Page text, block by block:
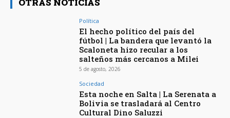
Política
El hecho político del país del
fútbol | La bandera que levantó la
Scaloneta hizo recular a los
salteños más cercanos a Milei
5 de agosto, 2026
Sociedad
Esta noche en Salta | La Serenata a
Bolivia se trasladará al Centro
Cultural Dino Saluzzi